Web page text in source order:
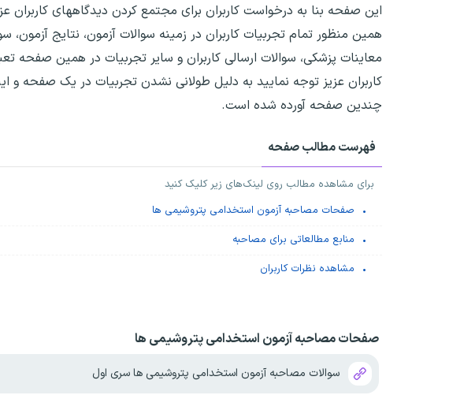
این صفحه بنا به درخواست کاربران برای مجتمع کردن دیدگاههای
همین منظور تمام تجربیات کاربران در زمینه سوالات آزمون، نتایج
معاینات پزشکی، سوالات ارسالی کاربران و سایر تجربیات در همین
کاربران عزیز توجه نمایید به دلیل طولانی نشدن تجربیات در یک صفحه و
چندین صفحه آورده شده است.
فهرست مطالب صفحه
برای مشاهده مطالب روی لینک‌های زیر کلیک کنید
صفحات مصاحبه آزمون استخدامی پتروشیمی ها
منابع مطالعاتی برای مصاحبه
مشاهده نظرات کاربران
صفحات مصاحبه آزمون استخدامی پتروشیمی ها
سوالات مصاحبه آزمون استخدامی پتروشیمی ها سری اول